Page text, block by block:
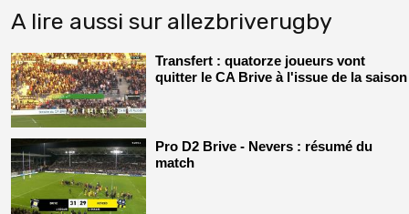
A lire aussi sur allezbriverugby
Transfert : quatorze joueurs vont
quitter le CA Brive à l'issue de la saison
Pro D2 Brive - Nevers : résumé du
match